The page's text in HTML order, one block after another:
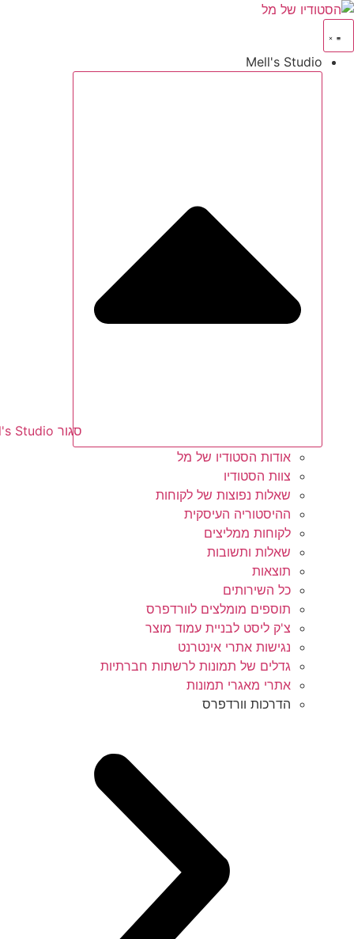
Mell's Studio
סגור Mell's Studio
אודות הסטודיו של מל
צוות הסטודיו
שאלות נפוצות של לקוחות
ההיסטוריה העיסקית
לקוחות ממליצים
שאלות ותשובות
תוצאות
כל השירותים
תוספים מומלצים לוורדפרס
צ'ק ליסט לבניית עמוד מוצר
נגישות אתרי אינטרנט
גדלים של תמונות לרשתות חברתיות
אתרי מאגרי תמונות
הדרכות וורדפרס